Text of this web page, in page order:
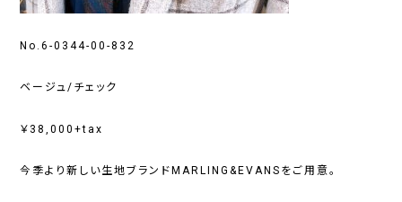
No.6-0344-00-832
ベージュ/チェック
￥38,000+tax
今季より新しい生地ブランドMARLING&EVANSをご用意。